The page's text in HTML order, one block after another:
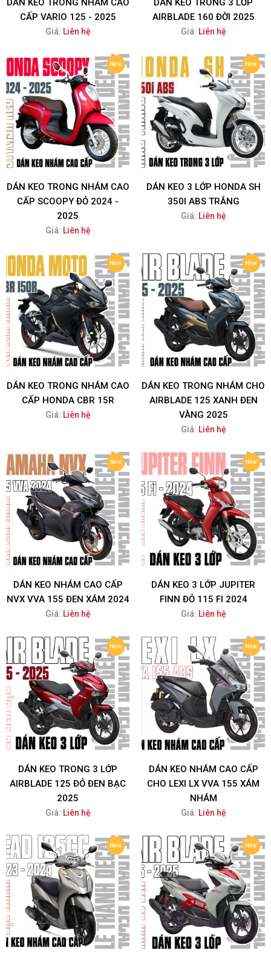
DÁN KEO TRONG NHÁM CAO
CẤP VARIO 125 - 2025
Giá: Liên hệ
DÁN KEO TRONG 3 LỚP
AIRBLADE 160 ĐỜI 2025
Giá: Liên hệ
DÁN KEO TRONG NHÁM CAO
CẤP SCOOPY ĐỎ 2024 -
2025
Giá: Liên hệ
DÁN KEO 3 LỚP HONDA SH
350I ABS TRẮNG
Giá: Liên hệ
DÁN KEO TRONG NHÁM CAO
CẤP HONDA CBR 15R
Giá: Liên hệ
DÁN KEO TRONG NHÁM CHO
AIRBLADE 125 XANH ĐEN
VÀNG 2025
Giá: Liên hệ
DÁN KEO NHÁM CAO CẤP
NVX VVA 155 ĐEN XÁM 2024
Giá: Liên hệ
DÁN KEO 3 LỚP JUPITER
FINN ĐỎ 115 FI 2024
Giá: Liên hệ
DÁN KEO TRONG 3 LỚP
AIRBLADE 125 ĐỎ ĐEN BẠC
2025
Giá: Liên hệ
DÁN KEO NHÁM CAO CẤP
CHO LEXI LX VVA 155 XÁM
NHÁM
Giá: Liên hệ